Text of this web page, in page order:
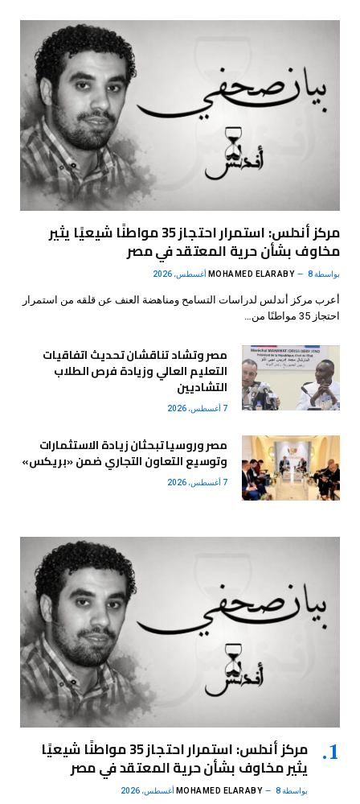
مركز أندلس: استمرار احتجاز 35 مواطنًا شيعيًا يثير
مخاوف بشأن حرية المعتقد في مصر
بواسطة MOHAMED ELARABY 8 أغسطس، 2026
أعرب مركز أندلس لدراسات التسامح ومناهضة العنف عن قلقه من استمرار
احتجاز 35 مواطنًا من…
مصر وتشاد تناقشان تحديث اتفاقيات
التعليم العالي وزيادة فرص الطلاب
التشاديين
7 أغسطس، 2026
مصر وروسيا تبحثان زيادة الاستثمارات
وتوسيع التعاون التجاري ضمن «بريكس»
7 أغسطس، 2026
مركز أندلس: استمرار احتجاز 35 مواطنًا شيعيًا
يثير مخاوف بشأن حرية المعتقد في مصر
بواسطة MOHAMED ELARABY 8 أغسطس، 2026